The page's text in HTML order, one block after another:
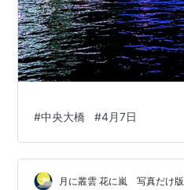
#中央大橋 #4月7日
月に叢雲 花に嵐 写真だけ版